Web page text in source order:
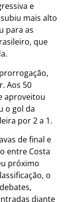
e
mais alto
para as
que
Aos 50
aproveitou
o gol da
por 2 a 1.
de final e
entre Costa
próximo
o
diante